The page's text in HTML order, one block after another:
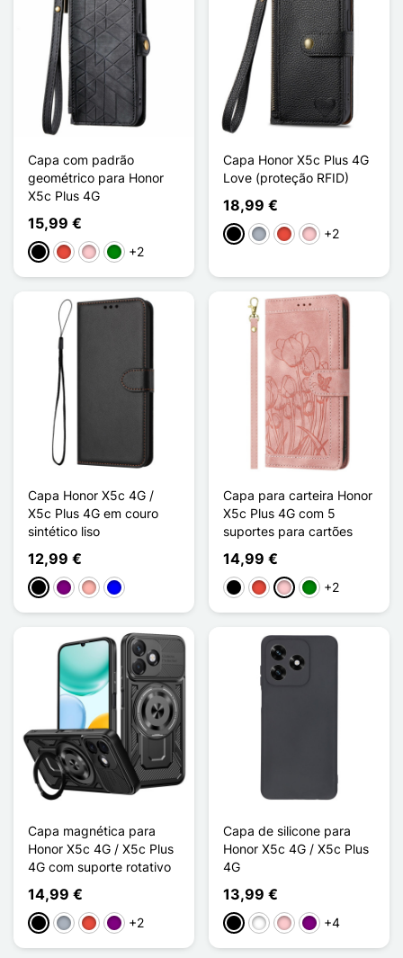
Capa com padrão
geométrico para Honor
X5c Plus 4G
15,99 €
PretoVermelho
RosaVerde
+2
Capa Honor X5c Plus 4G
Love (proteção RFID)
18,99 €
PretoCinzentoVermelho
Rosa+2
Capa Honor X5c 4G /
X5c Plus 4G em couro
sintético liso
12,99 €
PretoPúrpuraOuro rosa
Azul
Capa para carteira Honor
X5c Plus 4G com 5
suportes para cartões
14,99 €
PretoVermelho
RosaVerde
+2
Capa magnética para
Honor X5c 4G / X5c Plus
4G com suporte rotativo
14,99 €
PretoCinzentoVermelho
Púrpura
+2
Capa de silicone para
Honor X5c 4G / X5c Plus
4G
13,99 €
PretoBrancoRosaPúrpura
+4